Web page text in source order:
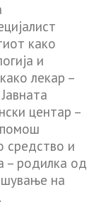
како
и
лекар –
центар –
помош
средство и
– родилка од
на